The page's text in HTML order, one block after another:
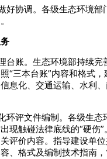
好协调。各级生态环境
台账。生态环境部持续
“三本台账”内容和格式
息化、交通运输、水利
环评文件编制。各级生
现触碰法律底线的“硬伤
评价内容。指导建设单
、格式及编制技术指南